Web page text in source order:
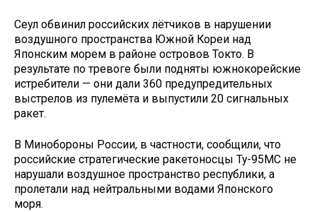
Сеул обвинил российских лётчиков в нарушении
воздушного пространства Южной Кореи над
Японским морем в районе островов Токто. В
результате по тревоге были подняты южнокорейские
истребители — они дали 360 предупредительных
выстрелов из пулемёта и выпустили 20 сигнальных
ракет.
В Минобороны России, в частности, сообщили, что
российские стратегические ракетоносцы Ту-95МС не
нарушали воздушное пространство республики, а
пролетали над нейтральными водами Японского
моря.